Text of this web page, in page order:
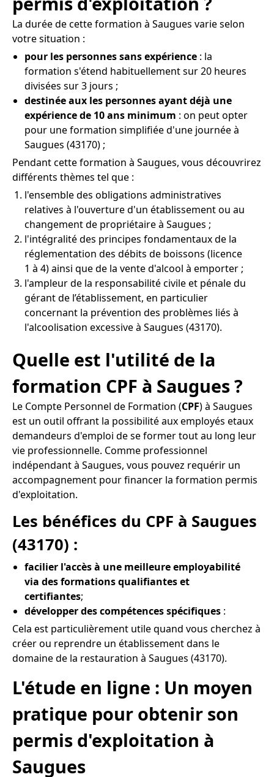
La durée de cette formation à Saugues varie selon
votre situation :
pour les personnes sans expérience : la
formation s'étend habituellement sur 20 heures
divisées sur 3 jours ;
destinée aux les personnes ayant déjà une
expérience de 10 ans minimum : on peut opter
pour une formation simplifiée d'une journée à
Saugues (43170) ;
Pendant cette formation à Saugues, vous découvrirez
différents thèmes tel que :
l'ensemble des obligations administratives
relatives à l'ouverture d'un établissement ou au
changement de propriétaire à Saugues ;
l'intégralité des principes fondamentaux de la
réglementation des débits de boissons (licence
1 à 4) ainsi que de la vente d'alcool à emporter ;
l'ampleur de la responsabilité civile et pénale du
gérant de l’établissement, en particulier
concernant la prévention des problèmes liés à
l'alcoolisation excessive à Saugues (43170).
Quelle est l'utilité de la
formation CPF à Saugues ?
Le Compte Personnel de Formation (CPF) à Saugues
est un outil offrant la possibilité aux employés etaux
demandeurs d'emploi de se former tout au long leur
vie professionnelle. Comme professionnel
indépendant à Saugues, vous pouvez requérir un
accompagnement pour financer la formation permis
d'exploitation.
Les bénéfices du CPF à Saugues
(43170) :
facilier l'accès à une meilleure employabilité
via des formations qualifiantes et
certifiantes;
développer des compétences spécifiques :
Cela est particulièrement utile quand vous cherchez à
créer ou reprendre un établissement dans le
domaine de la restauration à Saugues (43170).
L'étude en ligne : Un moyen
pratique pour obtenir son
permis d'exploitation à
Saugues